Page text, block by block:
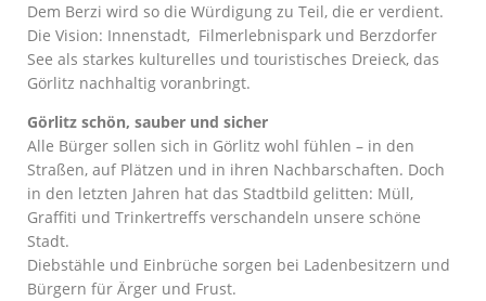
Dem Berzi wird so die Würdigung zu Teil, die er verdient.
Die Vision: Innenstadt, Filmerlebnispark und Berzdorfer
See als starkes kulturelles und touristisches Dreieck, das
Görlitz nachhaltig voranbringt.
Görlitz schön, sauber und sicher
Alle Bürger sollen sich in Görlitz wohl fühlen – in den
Straßen, auf Plätzen und in ihren Nachbarschaften. Doch
in den letzten Jahren hat das Stadtbild gelitten: Müll,
Graffiti und Trinkertreffs verschandeln unsere schöne
Stadt.
Diebstähle und Einbrüche sorgen bei Ladenbesitzern und
Bürgern für Ärger und Frust.